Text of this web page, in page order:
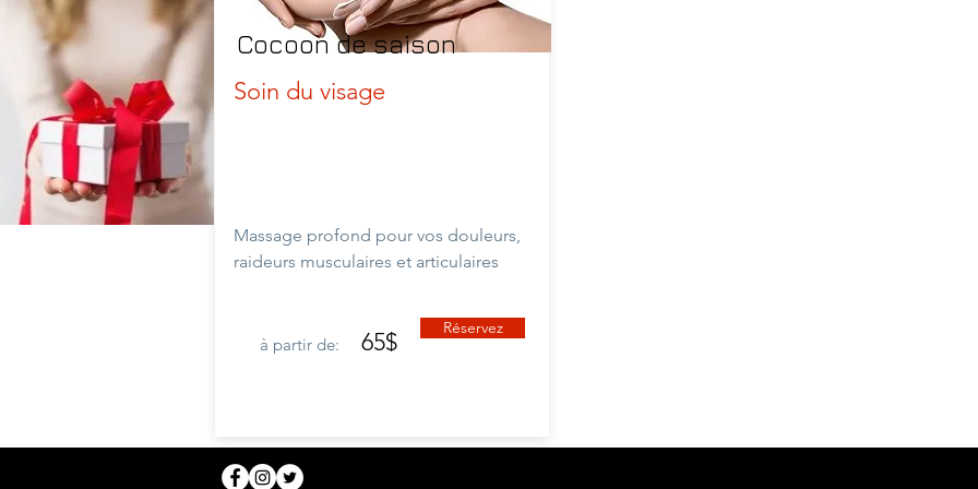
Cocoon de saison
Soin du visage
Massage profond pour vos douleurs,
raideurs musculaires et articulaires
à partir de: 65$ Réservez